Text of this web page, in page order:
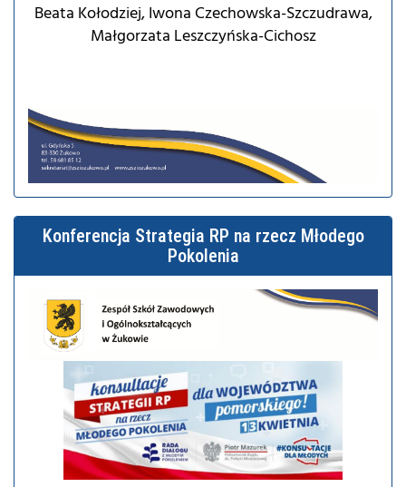
Beata Kołodziej, Iwona Czechowska-Szczudrawa,
Małgorzata Leszczyńska-Cichosz
Konferencja Strategia RP na rzecz Młodego
Pokolenia